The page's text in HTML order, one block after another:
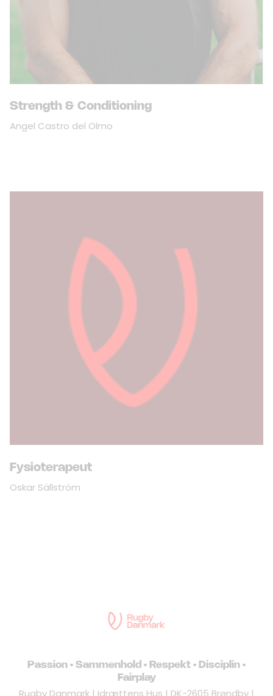
Strength & Conditioning
Angel Castro del Olmo
Fysioterapeut
Oskar Sällström
Passion • Sammenhold • Respekt • Disciplin •
Fairplay
Rugby Danmark | Idrættens Hus | DK-2605 Brøndby |